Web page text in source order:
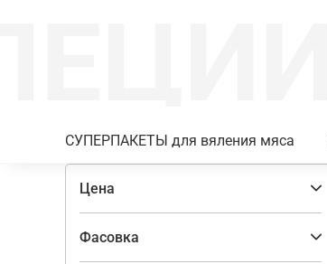
СУПЕРПАКЕТЫ для вяления мяса
Цена
Фасовка